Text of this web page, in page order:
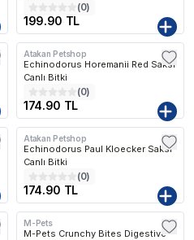
(0)
199.90 TL
Atakan Petshop
Echinodorus Horemanii Red Saksı
Canlı Bitki
(0)
174.90 TL
Atakan Petshop
Echinodorus Paul Kloecker Saksı
Canlı Bitki
(0)
174.90 TL
M-Pets
M-Pets Crunchy Bites Digestive